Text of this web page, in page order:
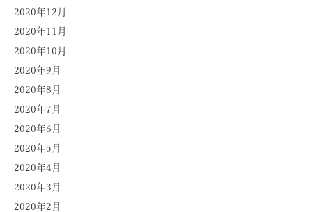
2020年12月
2020年11月
2020年10月
2020年9月
2020年8月
2020年7月
2020年6月
2020年5月
2020年4月
2020年3月
2020年2月